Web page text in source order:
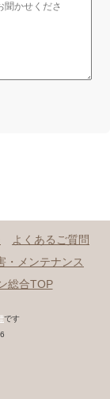
よくあるご質問
・メンテナンス
総合TOP
です